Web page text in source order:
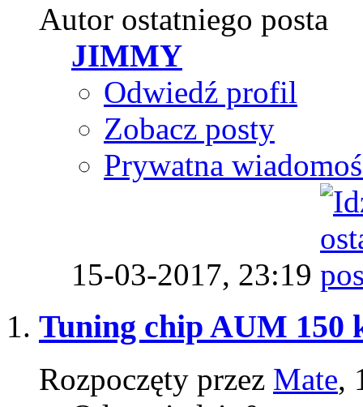
Autor ostatniego posta
JIMMY
Odwiedź profil
Zobacz posty
Prywatna
15-03-2017, 23:19
Tuning chip AUM 150
Rozpoczęty przez Mate,